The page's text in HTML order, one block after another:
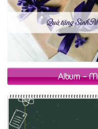
Album -